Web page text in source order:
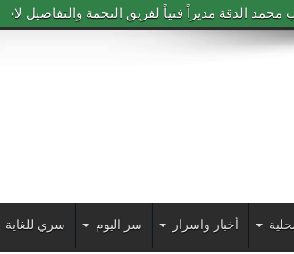
الدقة مديراً فنياً لفريق النجمة والتفاصيل لاحقاً
أخبار واسرار سر اليوم سري للغاية